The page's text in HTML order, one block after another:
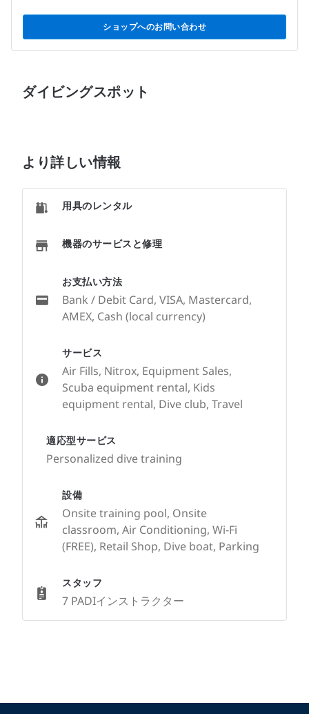
ショップへのお問い合わせ
ダイビングスポット
より詳しい情報
サービス
Air Fills, Nitrox, Equipment Sales,
Scuba equipment rental, Kids
equipment rental, Dive club, Travel
適応型サービス
Personalized dive training
設備
Onsite training pool, Onsite
classroom, Air Conditioning, Wi-Fi
(FREE), Retail Shop, Dive boat, Parking
スタッフ
7 PADIインストラクター
用具のレンタル
機器のサービスと修理
お支払い方法
Bank / Debit Card, VISA, Mastercard,
AMEX, Cash (local currency)